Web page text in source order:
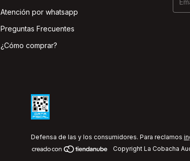
Atención por whatsapp
Preguntas Frecuentes
¿Cómo comprar?
Defensa de las y los consumidores. Para reclamos
Copyright La Cobacha